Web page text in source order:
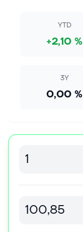
YTD
+2,10 %
3Y
0,00 %